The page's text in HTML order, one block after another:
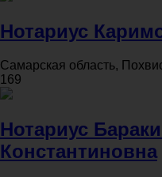
Нотариус
Самарская область,
169
Нотариус
Константиновна